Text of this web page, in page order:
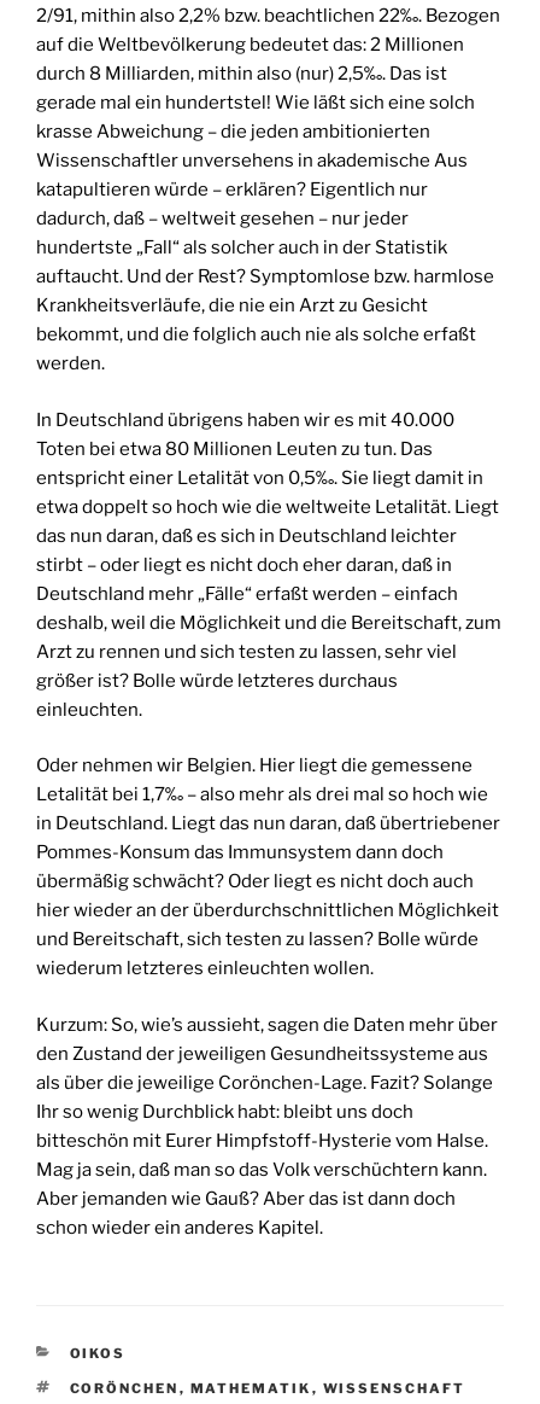
2/91, mithin also 2,2% bzw. beachtlichen 22‰. Bezogen
auf die Weltbevölkerung bedeutet das: 2 Millionen
durch 8 Milliarden, mithin also (nur) 2,5‰. Das ist
gerade mal ein hundertstel! Wie läßt sich eine solch
krasse Abweichung – die jeden ambitionierten
Wissenschaftler unversehens in akademische Aus
katapultieren würde – erklären? Eigentlich nur
dadurch, daß – weltweit gesehen – nur jeder
hundertste „Fall“ als solcher auch in der Statistik
auftaucht. Und der Rest? Symptomlose bzw. harmlose
Krankheitsverläufe, die nie ein Arzt zu Gesicht
bekommt, und die folglich auch nie als solche erfaßt
werden.
In Deutschland übrigens haben wir es mit 40.000
Toten bei etwa 80 Millionen Leuten zu tun. Das
entspricht einer Letalität von 0,5‰. Sie liegt damit in
etwa doppelt so hoch wie die weltweite Letalität. Liegt
das nun daran, daß es sich in Deutschland leichter
stirbt – oder liegt es nicht doch eher daran, daß in
Deutschland mehr „Fälle“ erfaßt werden – einfach
deshalb, weil die Möglichkeit und die Bereitschaft, zum
Arzt zu rennen und sich testen zu lassen, sehr viel
größer ist? Bolle würde letzteres durchaus
einleuchten.
Oder nehmen wir Belgien. Hier liegt die gemessene
Letalität bei 1,7‰ – also mehr als drei mal so hoch wie
in Deutschland. Liegt das nun daran, daß übertriebener
Pommes-Konsum das Immunsystem dann doch
übermäßig schwächt? Oder liegt es nicht doch auch
hier wieder an der überdurchschnittlichen Möglichkeit
und Bereitschaft, sich testen zu lassen? Bolle würde
wiederum letzteres einleuchten wollen.
Kurzum: So, wie’s aussieht, sagen die Daten mehr über
den Zustand der jeweiligen Gesundheitssysteme aus
als über die jeweilige Corönchen-Lage. Fazit? Solange
Ihr so wenig Durchblick habt: bleibt uns doch
bitteschön mit Eurer Himpfstoff-Hysterie vom Halse.
Mag ja sein, daß man so das Volk verschüchtern kann.
Aber jemanden wie Gauß? Aber das ist dann doch
schon wieder ein anderes Kapitel.
KATEGORIEN
OIKOS
SCHLAGWÖRTER
CORÖNCHEN , MATHEMATIK , WISSENSCHAFT